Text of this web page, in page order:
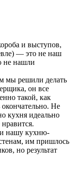
и выступов,
— это не наш
не нашли
мы решили делать
он все
такой, как
окончательно. Не
кухня идеально
нашу кухню-
им пришлось
но результат